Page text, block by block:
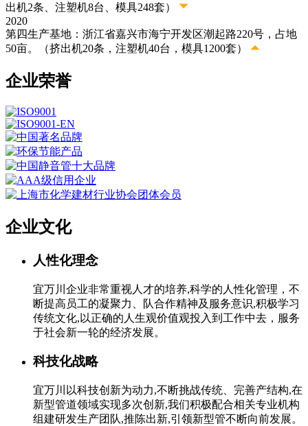
出机2条、注塑机8台、模具248套）
2020
第四生产基地：浙江省嘉兴市海宁开发区潮起路220号，占地
50亩。（挤出机20条，注塑机40台，模具1200套）
企业荣誉
企业文化
人性化理念
宜万川企业非常重视人才的培养,科学的人性化管理，不
断提高员工的凝聚力、队合作精神及服务意识,积极学习
传统文化,以正确的人生观价值观投入到工作中去，服务
于社会新一轮的经济发展。
科技化战略
宜万川以科技创新为动力,不断挑战传统、完善产结构,在
新型管道领域实现多次创新,我们积极配合相关专业机构
组建研发生产团队,推陈出新,引领新型管不断向前发展。